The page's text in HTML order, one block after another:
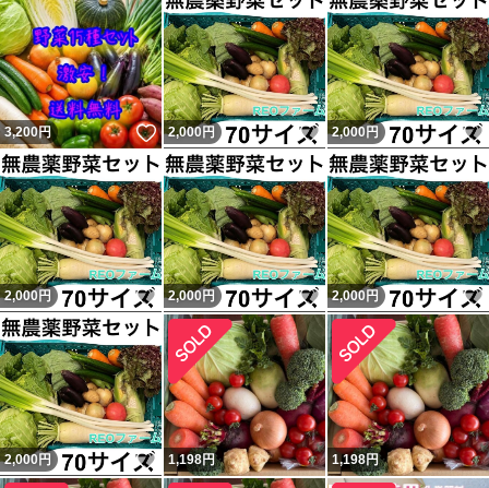
3,200円 いいね！
2,000 円 いいね！
2,000 円
2,000 円 いいね！
2,000 円 いいね！
2,000 円
2,000 円 いいね！
1,198円 1,198円